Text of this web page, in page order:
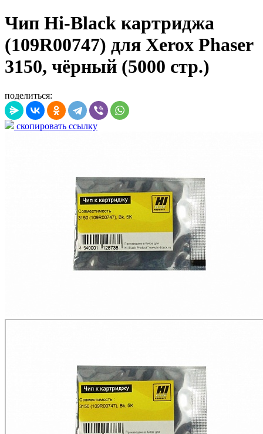
Чип Hi-Black картриджа
(109R00747) для Xerox Phaser
3150, чёрный (5000 стр.)
поделиться:
скопировать ссылку